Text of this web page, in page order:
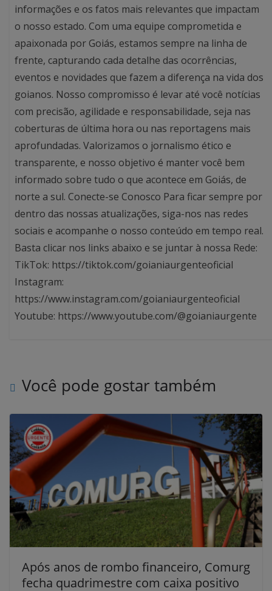
informações e os fatos mais relevantes que impactam
o nosso estado. Com uma equipe comprometida e
apaixonada por Goiás, estamos sempre na linha de
frente, capturando cada detalhe das ocorrências,
eventos e novidades que fazem a diferença na vida dos
goianos. Nosso compromisso é levar até você notícias
com precisão, agilidade e responsabilidade, seja nas
coberturas de última hora ou nas reportagens mais
aprofundadas. Valorizamos o jornalismo ético e
transparente, e nosso objetivo é manter você bem
informado sobre tudo o que acontece em Goiás, de
norte a sul. Conecte-se Conosco Para ficar sempre por
dentro das nossas atualizações, siga-nos nas redes
sociais e acompanhe o nosso conteúdo em tempo real.
Basta clicar nos links abaixo e se juntar à nossa Rede:
TikTok: https://tiktok.com/goianiaurgenteoficial
Instagram:
https://www.instagram.com/goianiaurgenteoficial
Youtube: https://www.youtube.com/@goianiaurgente
Você pode gostar também
Após anos de rombo financeiro, Comurg
fecha quadrimestre com caixa positivo